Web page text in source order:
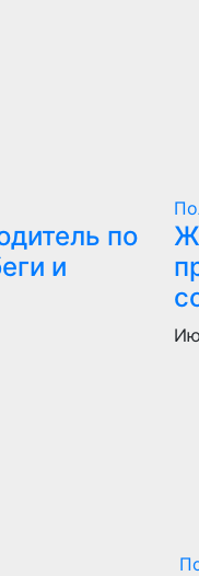
по
и